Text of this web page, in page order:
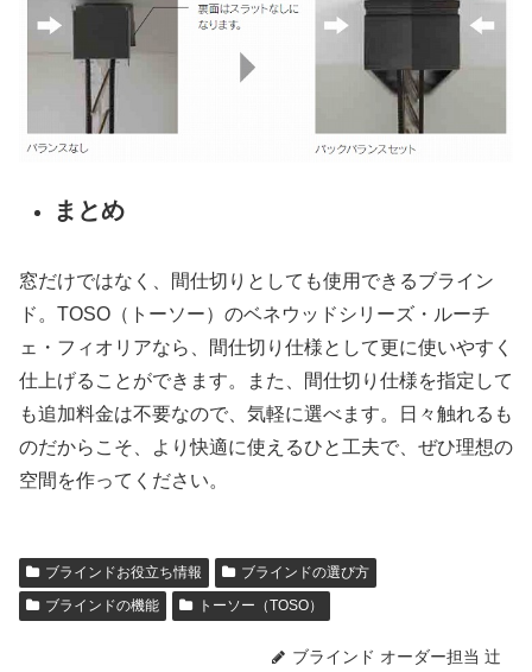
まとめ
窓だけではなく、間仕切りとしても使用できるブライン
ド。TOSO（トーソー）のベネウッドシリーズ・ルーチ
ェ・フィオリアなら、間仕切り仕様として更に使いやすく
仕上げることができます。また、間仕切り仕様を指定して
も追加料金は不要なので、気軽に選べます。日々触れるも
のだからこそ、より快適に使えるひと工夫で、ぜひ理想の
空間を作ってください。
ブラインドお役立ち情報
ブラインドの選び方
ブラインドの機能
トーソー（TOSO）
ブラインド オーダー担当 辻